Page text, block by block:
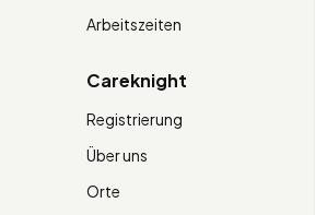
Arbeitszeiten
Careknight
Registrierung
Über uns
Orte